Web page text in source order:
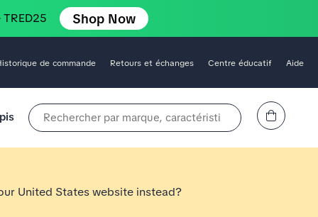
Shop Now
de commande Retours et échanges Centre éducatif Aide
Rechercher par marque, caractéristique, style, couleur, etc. Affichez le panier
United States website instead?